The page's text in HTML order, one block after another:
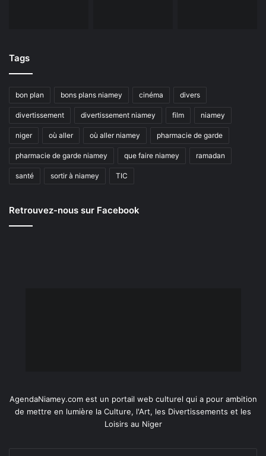
Tags
bon plan bons plans niamey cinéma divers
divertissement divertissement niamey film niamey
niger où aller où aller niamey pharmacie de garde
pharmacie de garde niamey que faire niamey ramadan
santé sortir à niamey TIC
Retrouvez-nous sur Facebook
AgendaNiamey.com est un portail web culturel qui a pour ambition
de mettre en lumière la Culture, l'Art, les Divertissements et les
Loisirs au Niger